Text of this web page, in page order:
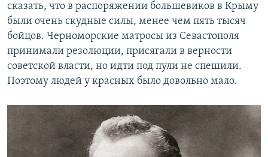
сказать, что в распоряжении большевиков в Крыму
были очень скудные силы, менее чем пять тысяч
бойцов. Черноморские матросы из Севастополя
принимали резолюции, присягали в верности
советской власти, но идти под пули не спешили.
Поэтому людей у красных было довольно мало.